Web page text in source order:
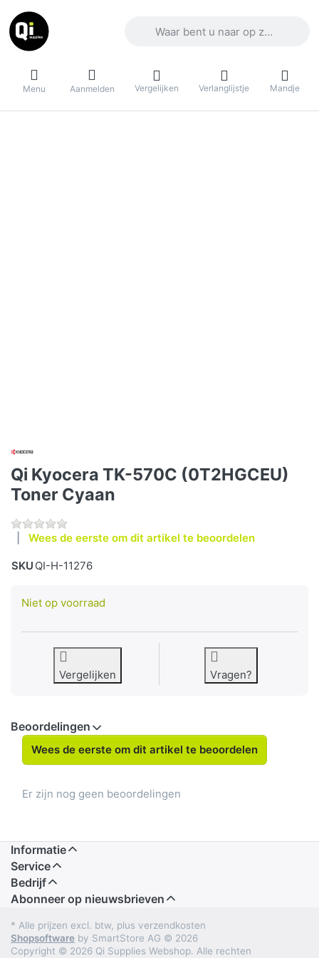
Menu Aanmelden Vergelijken Verlanglijstje Mandje
Qi Kyocera TK-570C (0T2HGCEU)
Toner Cyaan
Wees de eerste om dit artikel te beoordelen
SKU QI-H-11276
Niet op voorraad
Vergelijken Vragen?
Beoordelingen
Wees de eerste om dit artikel te beoordelen
Er zijn nog geen beoordelingen
Informatie
Service
Bedrijf
Abonneer op nieuwsbrieven
* Alle prijzen excl. btw, plus verzendkosten
Shopsoftware by SmartStore AG © 2026
Copyright © 2026 Qi Supplies Webshop. Alle rechten